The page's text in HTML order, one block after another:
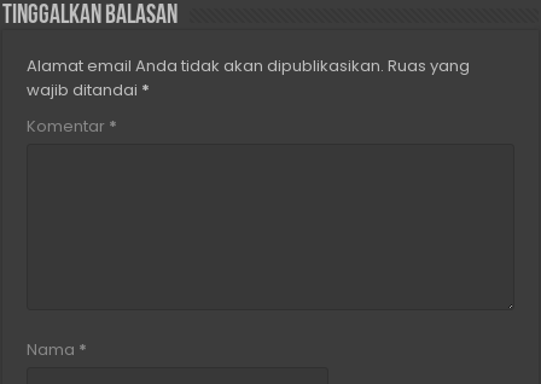
Tinggalkan Balasan
Alamat email Anda tidak akan dipublikasikan. Ruas yang
wajib ditandai *
Komentar *
Nama *